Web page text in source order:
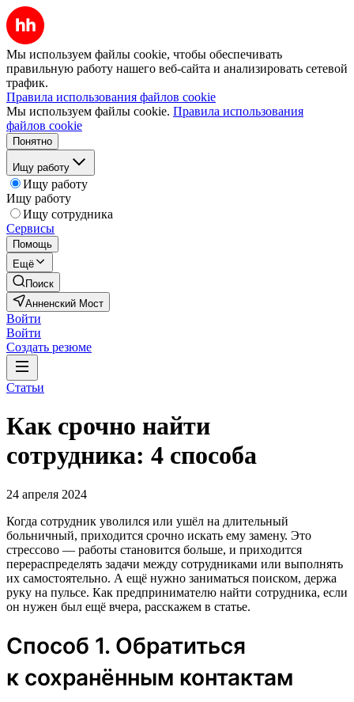
Мы используем файлы cookie, чтобы обеспечивать
правильную работу нашего веб-сайта и анализировать сетевой
трафик.
Правила использования файлов cookie
Мы используем файлы cookie. Правила использования
файлов cookie
Понятно
Ищу работу
Ищу работу
Ищу работу
Ищу сотрудника
Сервисы
Помощь
Ещё
Поиск
Анненский Мост
Войти
Войти
Создать резюме
Статьи
Как срочно найти
сотрудника: 4 способа
24 апреля 2024
Когда сотрудник уволился или ушёл на длительный
больничный, приходится срочно искать ему замену. Это
стрессово — работы становится больше, и приходится
перераспределять задачи между сотрудниками или выполнять
их самостоятельно. А ещё нужно заниматься поиском, держа
руку на пульсе. Как предпринимателю найти сотрудника, если
он нужен был ещё вчера, расскажем в статье.
Способ 1. Обратиться
к сохранённым контактам